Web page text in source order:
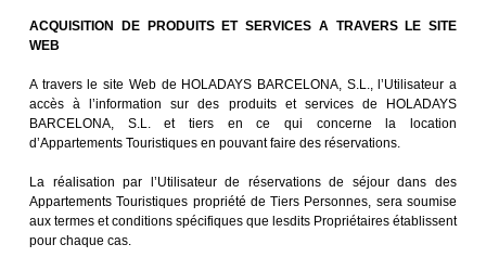
ACQUISITION DE PRODUITS ET SERVICES A TRAVERS LE SITE
WEB
A travers le site Web de HOLADAYS BARCELONA, S.L., l’Utilisateur a
accès à l’information sur des produits et services de HOLADAYS
BARCELONA, S.L. et tiers en ce qui concerne la location
d’Appartements Touristiques en pouvant faire des réservations.
La réalisation par l’Utilisateur de réservations de séjour dans des
Appartements Touristiques propriété de Tiers Personnes, sera soumise
aux termes et conditions spécifiques que lesdits Propriétaires établissent
pour chaque cas.